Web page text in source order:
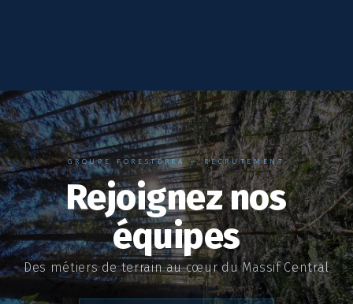
GROUPE FORESTERRA — RECRUTEMENT
Rejoignez nos
équipes
Des métiers de terrain au cœur du Massif Central